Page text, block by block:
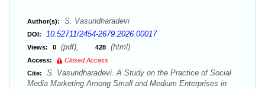
Author(s): S. Vasundharadevi
DOI: 10.52711/2454-2679.2026.00017
Views: 0 (pdf), 428 (html)
Access:
Closed Access
Cite:
S. Vasundharadevi. A Study on the Practice of Social
Media Marketing Among Small and Medium Enterprises in